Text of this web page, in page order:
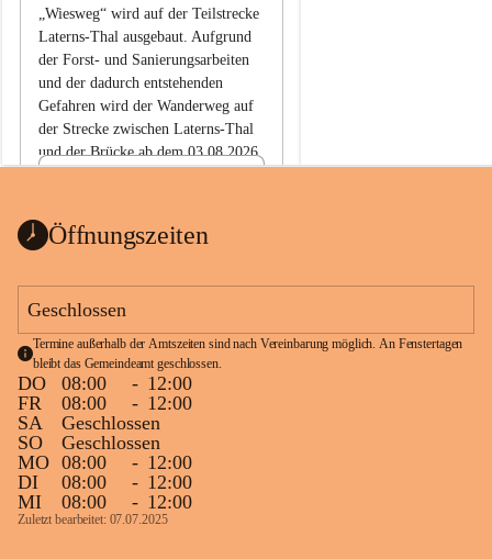
„Wiesweg“ wird auf der Teilstrecke
Laterns-Thal ausgebaut. Aufgrund
der Forst- und Sanierungsarbeiten
und der dadurch entstehenden
Gefahren wird der Wanderweg auf
der Strecke zwischen Laterns-Thal
und der Brücke ab dem 03.08.2026
ht
1 Seite•0,1 MB
Öffnungszeiten
Geschlossen
Termine außerhalb der Amtszeiten sind nach Vereinbarung möglich. An Fenstertagen
bleibt das Gemeindeamt geschlossen.
DO 08:00 - 12:00
FR
08:00 - 12:00
SA
Geschlossen
SO
Geschlossen
MO 08:00 - 12:00
DI
08:00 - 12:00
MI
08:00 - 12:00
Zuletzt bearbeitet: 07.07.2025